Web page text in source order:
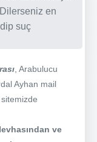
en
suç
, Arabulucu
Ayhan mail
ve